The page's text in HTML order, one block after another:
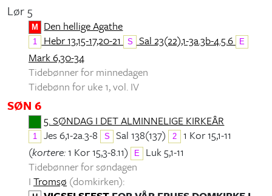
Lør 5
M Den hellige Agathe
1 Hebr 13,15-17,20-21 S Sal 23(22),1-3a.3b-4.5.6 E
Mark 6,30-34
Tidebønner for minnedagen
Tidebønn for uke 1, vol. IV
SØN 6
5. SØNDAG I DET ALMINNELIGE KIRKEÅR
1 Jes 6,1-2a.3-8 S Sal 138(137) 2
1 Kor 15,1-11
(kortere:1 Kor 15,3-8.11) E
Luk 5,1-11
Tidebønner for søndagen
I Tromsø (domkirken):